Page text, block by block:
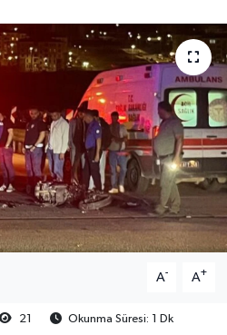
A- A+
21 Okunma Süresi: 1 Dk